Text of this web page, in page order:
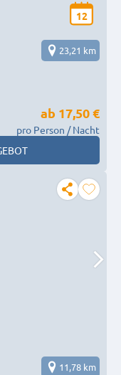
12
23,21 km
ab 17,50 €
pro Person / Nacht
11,78 km